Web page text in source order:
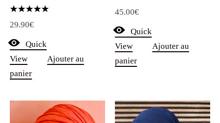
5.00
29.90€
Quick
View
Ajouter au
panier
45.00€
Quick
View
Ajouter au
panier